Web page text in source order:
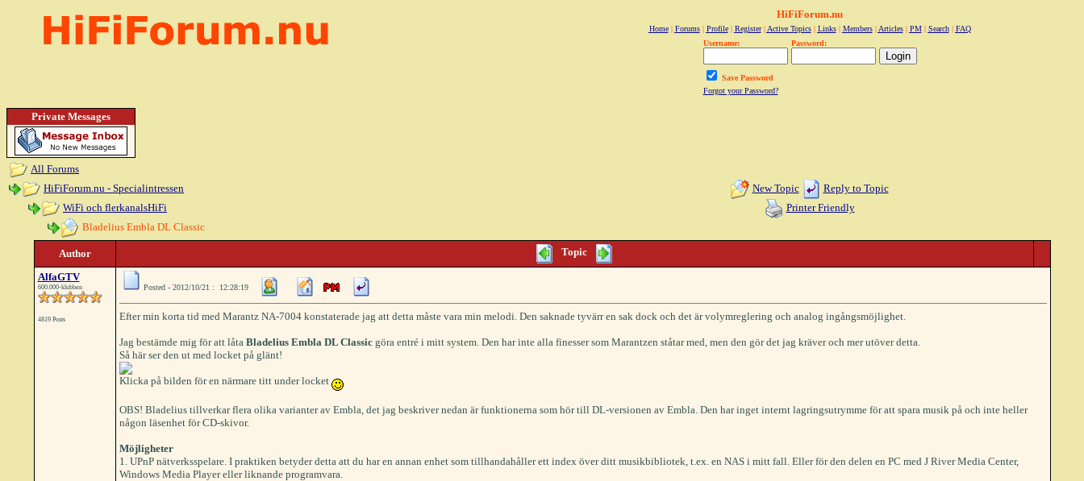
HiFiForum.nu
Home| Forums| Profile| Register| Active Topics| Links| Members| Articles| PM| Search| FAQ
Username:
Password:
Save Password
Forgot your Password?
Private Messages
All Forums
HiFiForum.nu - Specialintressen
WiFi och flerkanalsHiFi
Bladelius Embla DL Classic
New Topic
Reply to Topic
Printer Friendly
Author Topic
AlfaGTV
600.000-klubben
4819 Posts
Posted - 2012/10/21 : 12:28:19
Efter min korta tid med Marantz NA-7004 konstaterade jag att detta måste vara min melodi. Den saknade tyvärr en sak dock och det är volymreglering och analog ingångsmöjlighet.
Jag bestämde mig för att låta Bladelius Embla DL Classic göra entré i mitt system. Den har inte alla finesser som Marantzen ståtar med, men den gör det jag kräver och mer utöver detta.
Så här ser den ut med locket på glänt!
Klicka på bilden för en närmare titt under locket
OBS! Bladelius tillverkar flera olika varianter av Embla, det jag beskriver nedan är funktionerna som hör till DL-versionen av Embla. Den har inget internt lagringsutrymme för att spara musik på och inte heller
någon läsenhet för CD-skivor.
Möjligheter
1. UPnP nätverksspelare. I praktiken betyder detta att du har en annan enhet som tillhandahåller ett index över ditt musikbibliotek, t.ex. en NAS i mitt fall. Eller för den delen en PC med J River Media Center,
Windows Media Player eller liknande programvara.